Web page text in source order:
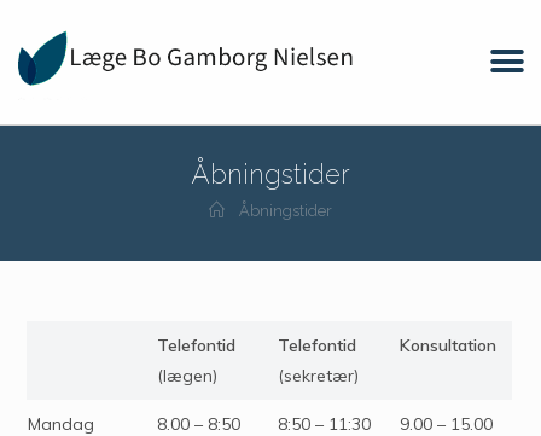
Åbningstider
Åbningstider
Telefontid
(lægen)
Telefontid
(sekretær)
Konsultation
Mandag 8.00 – 8:50 8:50 – 11:30 9.00 – 15.00